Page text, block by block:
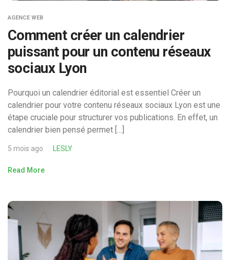
AGENCE WEB
Comment créer un calendrier
puissant pour un contenu réseaux
sociaux Lyon
Pourquoi un calendrier éditorial est essentiel Créer un
calendrier pour votre contenu réseaux sociaux Lyon est une
étape cruciale pour structurer vos publications. En effet, un
calendrier bien pensé permet […]
5 mois ago LESLY
Read More